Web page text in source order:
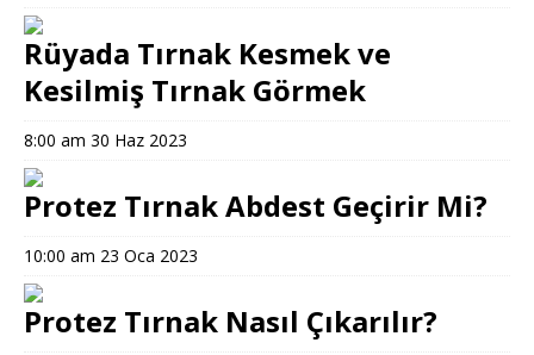
Rüyada Tırnak Kesmek ve
Kesilmiş Tırnak Görmek
8:00 am 30 Haz 2023
Protez Tırnak Abdest Geçirir Mi?
10:00 am 23 Oca 2023
Protez Tırnak Nasıl Çıkarılır?